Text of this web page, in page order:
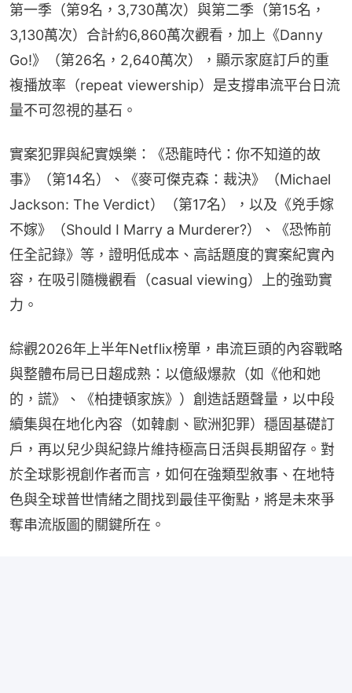
第一季（第9名，3,730萬次）與第二季（第15名，
3,130萬次）合計約6,860萬次觀看，加上《Danny
Go!》（第26名，2,640萬次），顯示家庭訂戶的重
複播放率（repeat viewership）是支撐串流平台日流
量不可忽視的基石。
實案犯罪與紀實娛樂：《恐龍時代：你不知道的故
事》（第14名）、《麥可傑克森：裁決》（Michael
Jackson: The Verdict）（第17名），以及《兇手嫁
不嫁》（Should I Marry a Murderer?）、《恐怖前
任全記錄》等，證明低成本、高話題度的實案紀實內
容，在吸引隨機觀看（casual viewing）上的強勁實
力。
綜觀2026年上半年Netflix榜單，串流巨頭的內容戰略
與整體布局已日趨成熟：以億級爆款（如《他和她
的，謊》、《柏捷頓家族》）創造話題聲量，以中段
續集與在地化內容（如韓劇、歐洲犯罪）穩固基礎訂
戶，再以兒少與紀錄片維持極高日活與長期留存。對
於全球影視創作者而言，如何在強類型敘事、在地特
色與全球普世情緒之間找到最佳平衡點，將是未來爭
奪串流版圖的關鍵所在。